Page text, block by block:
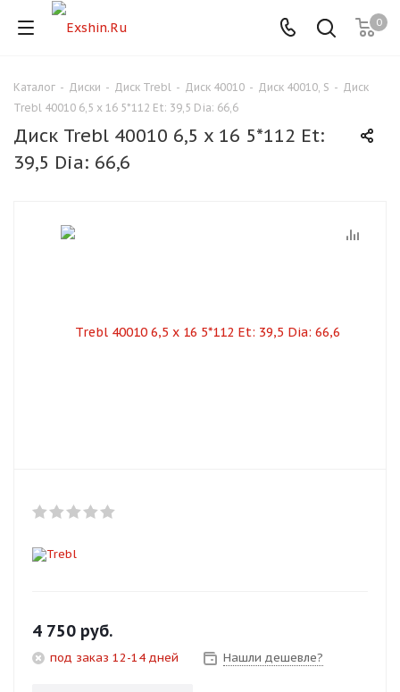
0
Каталог - Диски - Диск Trebl - Диск 40010 - Диск 40010, S - Диск
Trebl 40010 6,5 x 16 5*112 Et: 39,5 Dia: 66,6
Диск Trebl 40010 6,5 x 16 5*112 Et:
39,5 Dia: 66,6
4 750 руб.
под заказ 12-14 дней Нашли дешевле?
Для клиентов всех банков
Разбейте
оплатуна части
Оплачивайте сегодня только
Оставшиеся 75
% будут